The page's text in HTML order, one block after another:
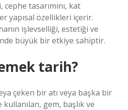
tasarımını, kat
yapısal özellikleri içerir.
işlevselliği, estetiği ve
büyük bir etkiye sahiptir.
tarih?
çeken bir atı veya başka bir
gem, başlık ve